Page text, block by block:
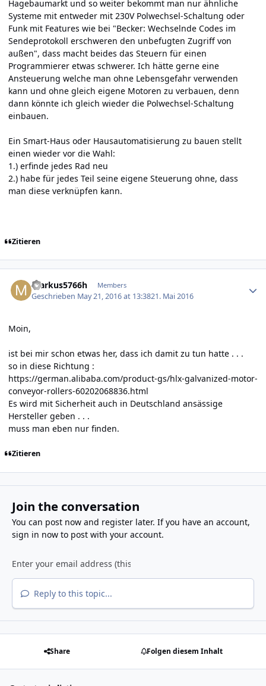
Hagebaumarkt und so weiter bekommt man nur ähnliche
Systeme mit entweder mit 230V Polwechsel-Schaltung oder
Funk mit Features wie bei "Becker: Wechselnde Codes im
Sendeprotokoll erschweren den unbefugten Zugriff von
außen", dass macht beides das Steuern für einen
Programmierer etwas schwerer. Ich hätte gerne eine
Ansteuerung welche man ohne Lebensgefahr verwenden
kann und ohne gleich eigene Motoren zu verbauen, denn
dann könnte ich gleich wieder die Polwechsel-Schaltung
einbauen.
Ein Smart-Haus oder Hausautomatisierung zu bauen stellt
einen wieder vor die Wahl:
1.) erfinde jedes Rad neu
2.) habe für jedes Teil seine eigene Steuerung ohne, dass
man diese verknüpfen kann.
Zitieren
markus5766h Members
Geschrieben May 21, 2016 at 13:3821. Mai 2016
Moin,
ist bei mir schon etwas her, dass ich damit zu tun hatte . . .
so in diese Richtung :
https://german.alibaba.com/product-gs/hlx-galvanized-motor-
conveyor-rollers-60202068836.html
Es wird mit Sicherheit auch in Deutschland ansässige
Hersteller geben . . .
muss man eben nur finden.
Zitieren
Join the conversation
You can post now and register later. If you have an account,
sign in nowto post with your account.
Reply to this topic...
Share Folgen diesem Inhalt